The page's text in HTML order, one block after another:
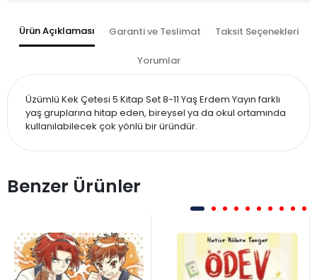
Ürün Açıklaması Garanti ve Teslimat Taksit Seçenekleri
Yorumlar
Üzümlü Kek Çetesi 5 Kitap Set 8-11 Yaş Erdem Yayın farklı
yaş gruplarına hitap eden, bireysel ya da okul ortamında
kullanılabilecek çok yönlü bir üründür.
Benzer Ürünler